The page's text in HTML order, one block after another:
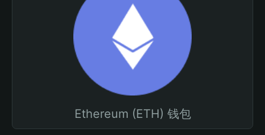
Ethereum (ETH) 钱包